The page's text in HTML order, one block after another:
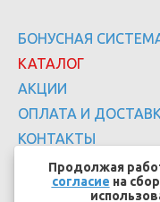
БОНУСНАЯ
КАТАЛОГ
АКЦИИ
ОПЛАТА И
КОНТАКТЫ
Продолжая
согласие на